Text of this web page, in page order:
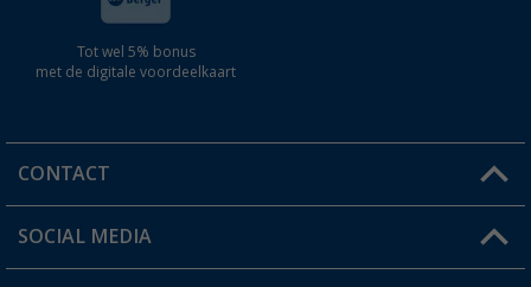
Tot wel 5% bonus
met de digitale voordeelkaart
CONTACT
Een vraag?
SOCIAL MEDIA